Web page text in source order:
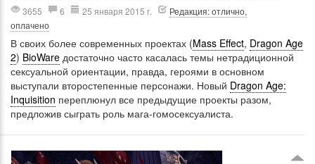
3655
6 25 января 2015 г.
Редакция: отлично,
оплачено
В своих более современных проектах (Mass Effect, Dragon Age
2) BioWare достаточно часто касалась темы нетрадиционной
сексуальной ориентации, правда, героями в основном
выступали второстепенные персонажи. Новый Dragon Age:
Inquisition переплюнул все предыдущие проекты разом,
предложив сыграть роль мага-гомосексуалиста.